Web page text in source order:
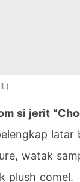
si jerit
latar
watak
plush comel.